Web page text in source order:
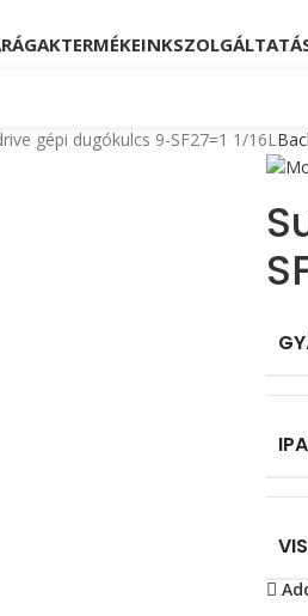
TERMÉKEINK
gépi dugókulcs 9-SF27=1 1/16L